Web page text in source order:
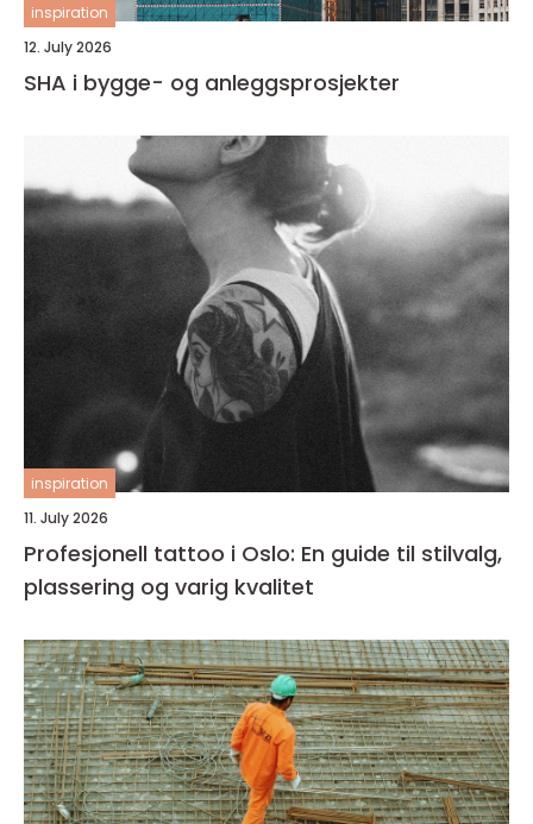
inspiration
12. July 2026
SHA i bygge- og anleggsprosjekter
inspiration
11. July 2026
Profesjonell tattoo i Oslo: En guide til stilvalg,
plassering og varig kvalitet